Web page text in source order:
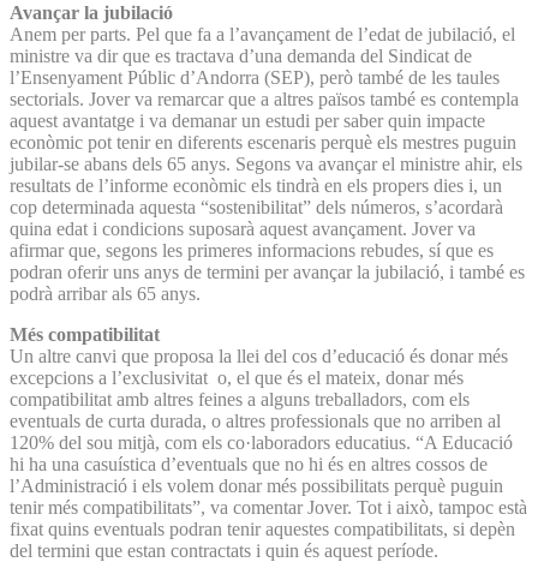
Avançar la jubilació
Anem per parts. Pel que fa a l’avançament de l’edat de jubilació, el
ministre va dir que es tractava d’una demanda del Sindicat de
l’Ensenyament Públic d’Andorra (SEP), però també de les taules
sectorials. Jover va remarcar que a altres països també es contempla
aquest avantatge i va demanar un estudi per saber quin impacte
econòmic pot tenir en diferents escenaris perquè els mestres puguin
jubilar-se abans dels 65 anys. Segons va avançar el ministre ahir, els
resultats de l’informe econòmic els tindrà en els propers dies i, un
cop determinada aquesta “sostenibilitat” dels números, s’acordarà
quina edat i condicions suposarà aquest avançament. Jover va
afirmar que, segons les primeres informacions rebudes, sí que es
podran oferir uns anys de termini per avançar la jubilació, i també es
podrà arribar als 65 anys.
Més compatibilitat
Un altre canvi que proposa la llei del cos d’educació és donar més
excepcions a l’exclusivitat o, el que és el mateix, donar més
compatibilitat amb altres feines a alguns treballadors, com els
eventuals de curta durada, o altres professionals que no arriben al
120% del sou mitjà, com els co·laboradors educatius. “A Educació
hi ha una casuística d’eventuals que no hi és en altres cossos de
l’Administració i els volem donar més possibilitats perquè puguin
tenir més compatibilitats”, va comentar Jover. Tot i això, tampoc està
fixat quins eventuals podran tenir aquestes compatibilitats, si depèn
del termini que estan contractats i quin és aquest període.